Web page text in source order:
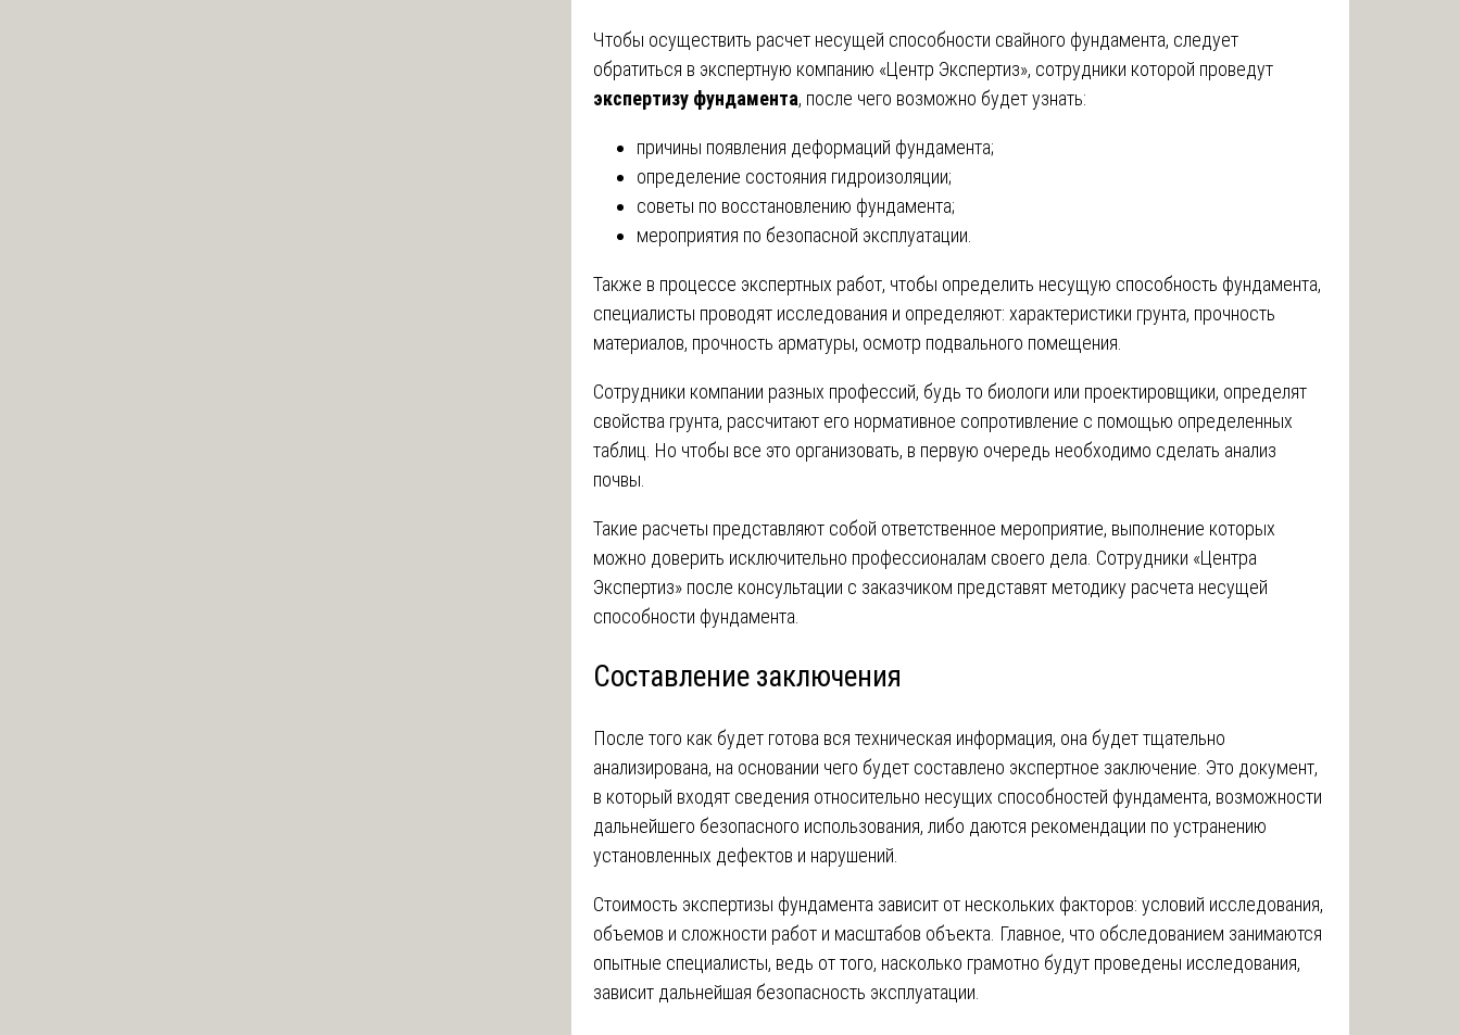
Чтобы осуществить расчет несущей способности свайного фундамента, следует
обратиться в экспертную компанию «Центр Экспертиз», сотрудники которой проведут
экспертизу фундамента, после чего возможно будет узнать:
причины появления деформаций фундамента;
определение состояния гидроизоляции;
советы по восстановлению фундамента;
мероприятия по безопасной эксплуатации.
Также в процессе экспертных работ, чтобы определить несущую способность фундамента,
специалисты проводят исследования и определяют: характеристики грунта, прочность
материалов, прочность арматуры, осмотр подвального помещения.
Сотрудники компании разных профессий, будь то биологи или проектировщики, определят
свойства грунта, рассчитают его нормативное сопротивление с помощью определенных
таблиц. Но чтобы все это организовать, в первую очередь необходимо сделать анализ
почвы.
Такие расчеты представляют собой ответственное мероприятие, выполнение которых
можно доверить исключительно профессионалам своего дела. Сотрудники «Центра
Экспертиз» после консультации с заказчиком представят методику расчета несущей
способности фундамента.
Составление заключения
После того как будет готова вся техническая информация, она будет тщательно
анализирована, на основании чего будет составлено экспертное заключение. Это документ,
в который входят сведения относительно несущих способностей фундамента, возможности
дальнейшего безопасного использования, либо даются рекомендации по устранению
установленных дефектов и нарушений.
Стоимость экспертизы фундамента зависит от нескольких факторов: условий исследования,
объемов и сложности работ и масштабов объекта. Главное, что обследованием занимаются
опытные специалисты, ведь от того, насколько грамотно будут проведены исследования,
зависит дальнейшая безопасность эксплуатации.